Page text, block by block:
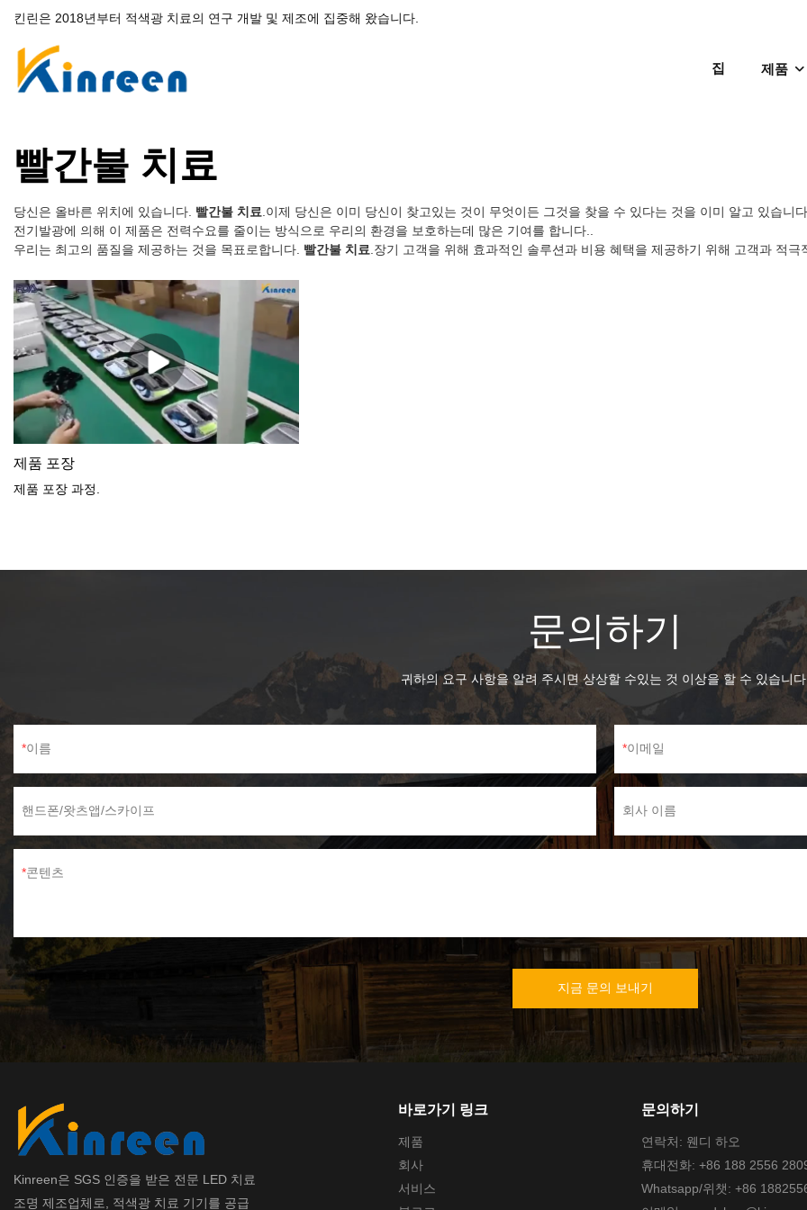
킨린은 2018년부터 적색광 치료의 연구 개발 및 제조에 집중해 왔습니다.
집 제품
빨간불 치료
당신은 올바른 위치에 있습니다. 빨간불 치료.이제 당신은 이미 당신이 찾고있는 것이 무엇이든 그것을 찾을 수 있다는 것을 이미 알고 있습
전기발광에 의해 이 제품은 전력수요를 줄이는 방식으로 우리의 환경을 보호하는데 많은 기여를 합니다..
우리는 최고의 품질을 제공하는 것을 목표로합니다. 빨간불 치료.장기 고객을 위해 효과적인 솔루션과 비용 혜택을 제공하기 위해 고객과 적극
제품 포장
제품 포장 과정.
문의하기
귀하의 요구 사항을 알려 주시면 상상할 수있는 것 이상을 할 수 있습니
이름 이메일
핸드폰/왓츠앱/스카이프 회사 이름
콘텐츠
지금 문의 보내기
Kinreen은 SGS 인증을 받은 전문 LED 치료
조명 제조업체로, 적색광 치료 기기를 공급
바로가기 링크
제품
회사
서비스
문의하기
연락처: 웬디 하오
휴대전화: +86 188 2556
Whatsapp/위챗: +86